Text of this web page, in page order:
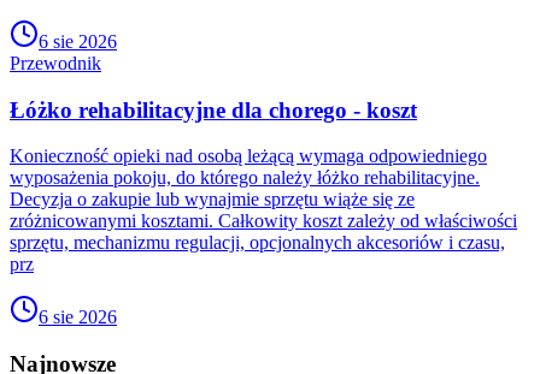
6 sie 2026
Przewodnik
Łóżko rehabilitacyjne dla chorego - koszt
Konieczność opieki nad osobą leżącą wymaga odpowiedniego
wyposażenia pokoju, do którego należy łóżko rehabilitacyjne.
Decyzja o zakupie lub wynajmie sprzętu wiąże się ze
zróżnicowanymi kosztami. Całkowity koszt zależy od właściwości
sprzętu, mechanizmu regulacji, opcjonalnych akcesoriów i czasu,
prz
6 sie 2026
Najnowsze